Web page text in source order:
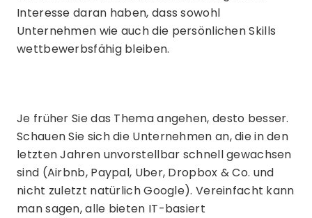
Interesse daran haben, dass sowohl
Unternehmen wie auch die persönlichen Skills
wettbewerbsfähig bleiben.
Je früher Sie das Thema angehen, desto besser.
Schauen Sie sich die Unternehmen an, die in den
letzten Jahren unvorstellbar schnell gewachsen
sind (Airbnb, Paypal, Uber, Dropbox & Co. und
nicht zuletzt natürlich Google). Vereinfacht kann
man sagen, alle bieten IT-basiert